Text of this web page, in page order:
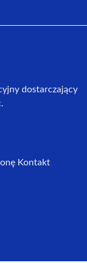
dostarczający
Kontakt